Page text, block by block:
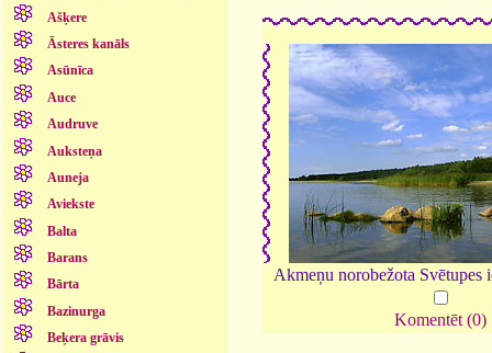
Ašķere
Āsteres kanāls
Asūnīca
Auce
Audruve
Auksteņa
Auneja
Aviekste
Balta
Barans
Bārta
Bazinurga
Beķera grāvis
Akmeņu norobežota Svētupes
Komentēt (0)